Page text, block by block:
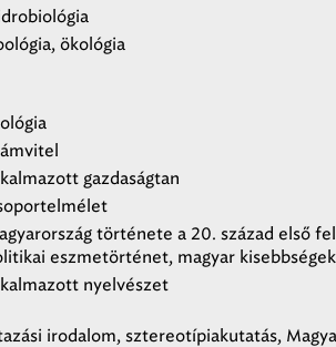
ökológia
gazdaságtan
története a 20. század első
eszmetörténet, magyar
nyelvészet
irodalom, sztereotípiakutatás,